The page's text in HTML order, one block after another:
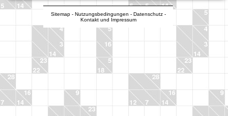
Sitemap- Nutzungsbedingungen - Datenschutz-
Kontakt und Impressum